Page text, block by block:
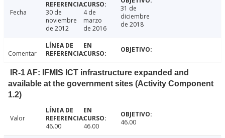
Fecha
30 de
noviembre
de 2012
4 de
marzo
de 2016
31 de
diciembre
de 2018
Comentar
IR-1 AF: IFMIS ICT infrastructure expanded and
available at the government sites (Activity Component
1.2)
Valor
46.00
46.00 46.00